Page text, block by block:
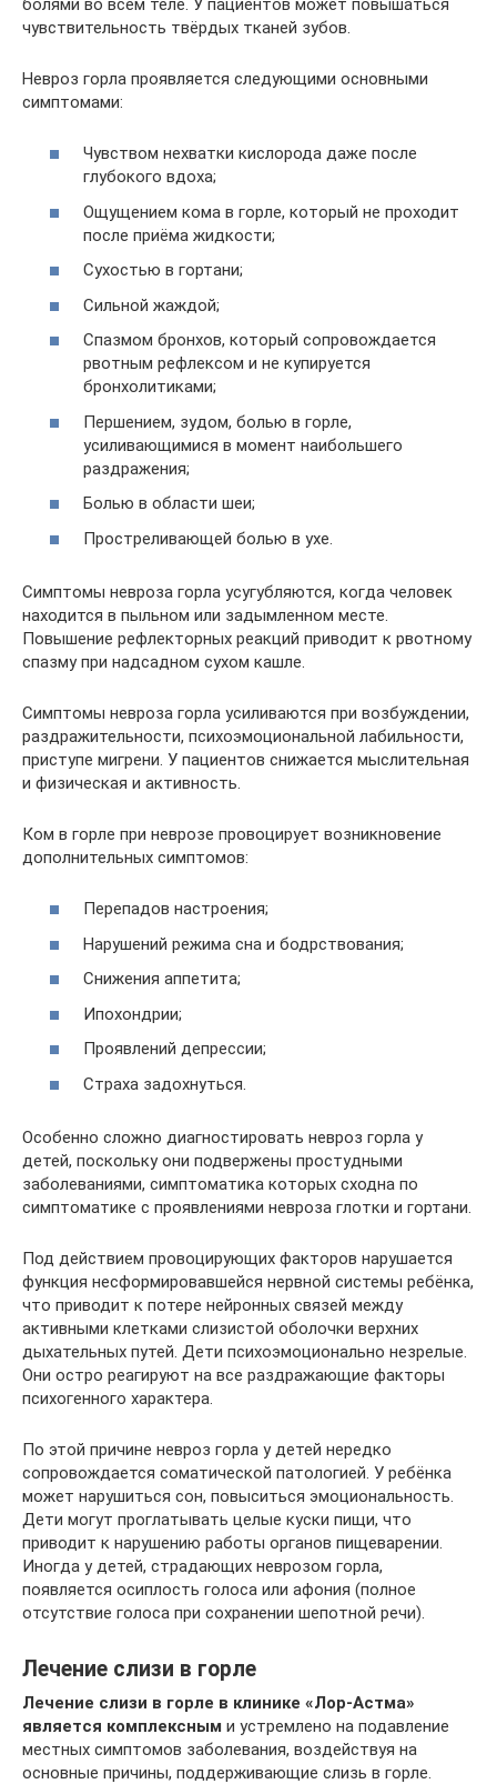
чувствительность твёрдых тканей зубов.
Невроз горла проявляется следующими основными
симптомами:
Чувством нехватки кислорода даже после
глубокого вдоха;
Ощущением кома в горле, который не проходит
после приёма жидкости;
Сухостью в гортани;
Сильной жаждой;
Спазмом бронхов, который сопровождается
рвотным рефлексом и не купируется
бронхолитиками;
Першением, зудом, болью в горле,
усиливающимися в момент наибольшего
раздражения;
Болью в области шеи;
Простреливающей болью в ухе.
Симптомы невроза горла усугубляются, когда человек
находится в пыльном или задымленном месте.
Повышение рефлекторных реакций приводит к рвотному
спазму при надсадном сухом кашле.
Симптомы невроза горла усиливаются при возбуждении,
раздражительности, психоэмоциональной лабильности,
приступе мигрени. У пациентов снижается мыслительная
и физическая и активность.
Ком в горле при неврозе провоцирует возникновение
дополнительных симптомов:
Перепадов настроения;
Нарушений режима сна и бодрствования;
Снижения аппетита;
Ипохондрии;
Проявлений депрессии;
Страха задохнуться.
Особенно сложно диагностировать невроз горла у
детей, поскольку они подвержены простудными
заболеваниями, симптоматика которых сходна по
симптоматике с проявлениями невроза глотки и гортани.
Под действием провоцирующих факторов нарушается
функция несформировавшейся нервной системы ребёнка,
что приводит к потере нейронных связей между
активными клетками слизистой оболочки верхних
дыхательных путей. Дети психоэмоционально незрелые.
Они остро реагируют на все раздражающие факторы
психогенного характера.
По этой причине невроз горла у детей нередко
сопровождается соматической патологией. У ребёнка
может нарушиться сон, повыситься эмоциональность.
Дети могут проглатывать целые куски пищи, что
приводит к нарушению работы органов пищеварении.
Иногда у детей, страдающих неврозом горла,
появляется осиплость голоса или афония (полное
отсутствие голоса при сохранении шепотной речи).
Лечение слизи в горле
Лечение слизи в горле в клинике «Лор-Астма»
является комплексным и устремлено на подавление
местных симптомов заболевания, воздействуя на
основные причины, поддерживающие слизь в горле.